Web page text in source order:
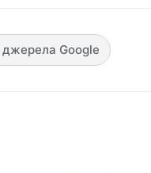
джерела Google